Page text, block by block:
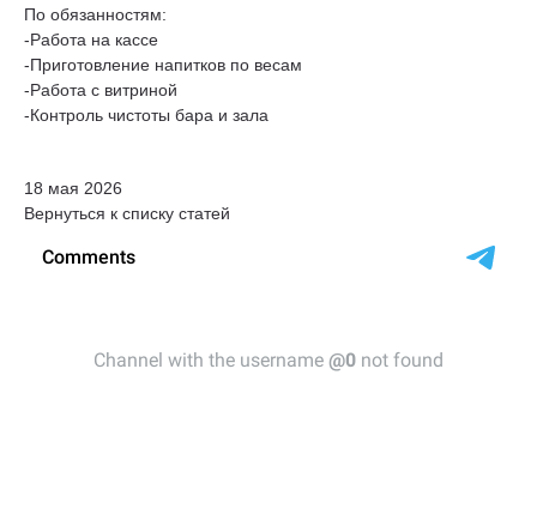
По обязанностям:
-Работа на кассе
-Приготовление напитков по весам
-Работа с витриной
-Контроль чистоты бара и зала
18 мая 2026
Вернуться к списку статей